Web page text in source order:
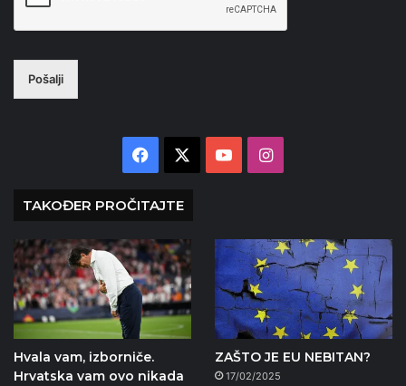
Pošalji
Facebook YouTubeInstagram
TAKOĐER PROČITAJTE
Hvala vam, izborniče.
Hrvatska vam ovo nikada
ZAŠTO JE EU NEBITAN?
17/02/2025